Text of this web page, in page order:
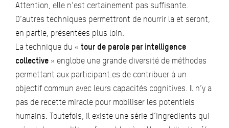
Attention, elle n’est certainement pas suffisante.
D’autres techniques permettront de nourrir la et seront,
en partie, présentées plus loin.
La technique du « tour de parole par intelligence
collective » englobe une grande diversité de méthodes
permettant aux participant.es de contribuer à un
objectif commun avec leurs capacités cognitives. Il n’y a
pas de recette miracle pour mobiliser les potentiels
humains. Toutefois, il existe une série d’ingrédients qui